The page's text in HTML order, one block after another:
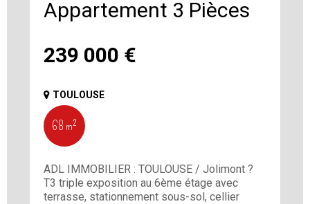
239 000 €
Appartement 3 Pièces
TOULOUSE
68 m²
ADL IMMOBILIER : TOULOUSE / Jolimont ?
T3 triple exposition au 6ème étage avec
terrasse, stationnement sous-sol, cellier